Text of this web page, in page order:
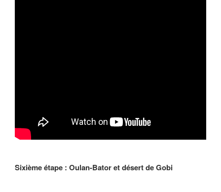
Sixième étape : Oulan-Bator et désert de Gobi